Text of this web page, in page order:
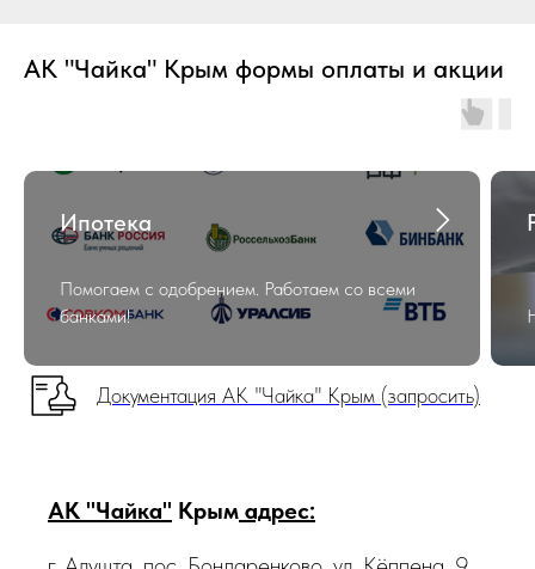
АК "Чайка" Крым формы оплаты и акции
Ипотека
Помогаем с одобрением. Работаем со всеми
банками!
Документация АК "Чайка" Крым (запросить)
АК "Чайка" Крым адрес: